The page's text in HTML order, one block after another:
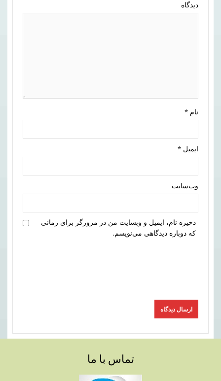
دیدگاه
نام *
ایمیل *
وب‌سایت
ذخیره نام، ایمیل و وبسایت من در مرورگر برای زمانی
که دوباره دیدگاهی می‌نویسم.
تماس با ما